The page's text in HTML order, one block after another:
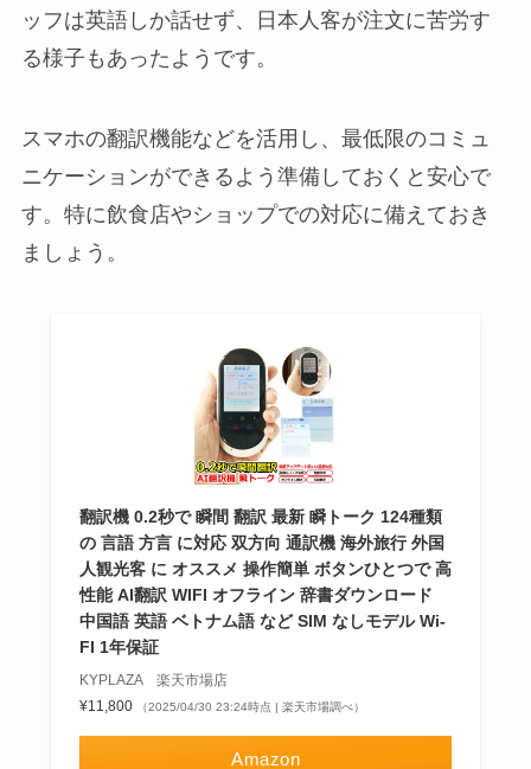
ッフは英語しか話せず、日本人客が注文に苦労す
る様子もあったようです。
スマホの翻訳機能などを活用し、最低限のコミュ
ニケーションができるよう準備しておくと安心で
す。特に飲食店やショップでの対応に備えておき
ましょう。
翻訳機 0.2秒で 瞬間 翻訳 最新 瞬トーク 124種類
の 言語 方言 に対応 双方向 通訳機 海外旅行 外国
人観光客 に オススメ 操作簡単 ボタンひとつで 高
性能 AI翻訳 WIFI オフライン 辞書ダウンロード
中国語 英語 ベトナム語 など SIM なしモデル Wi-
FI 1年保証
KYPLAZA 楽天市場店
¥11,800
（2025/04/30 23:24時点 | 楽天市場調べ）
Amazon